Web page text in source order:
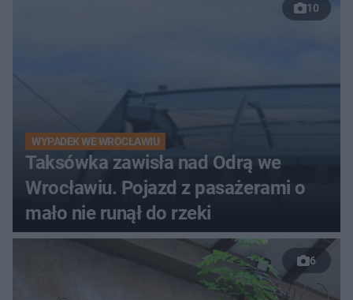
10
WYPADEK WE WROCŁAWIU
Taksówka zawisła nad Odrą we
Wrocławiu. Pojazd z pasażerami o
mało nie runął do rzeki
6